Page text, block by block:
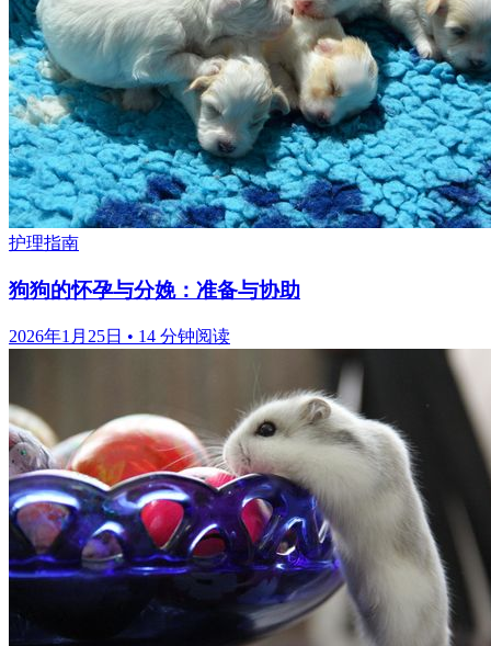
护理指南
狗狗的怀孕与分娩：准备与协助
2026年1月25日 • 14 分钟阅读